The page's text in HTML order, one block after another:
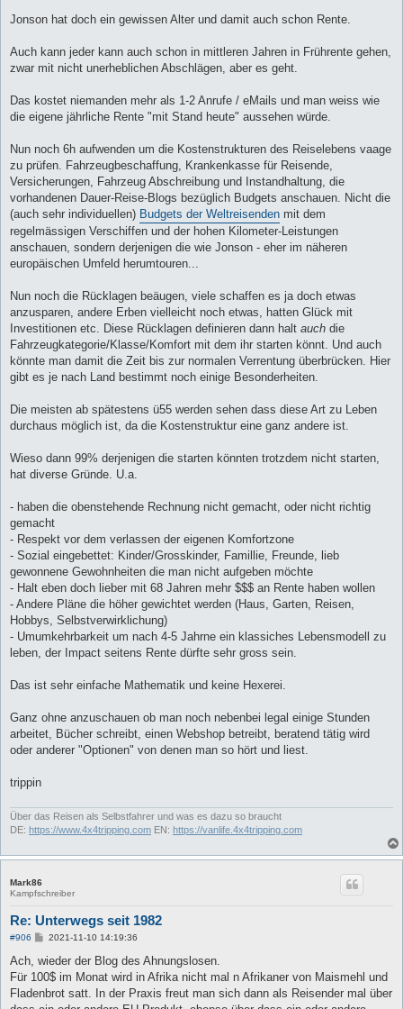
Jonson hat doch ein gewissen Alter und damit auch schon Rente.
Auch kann jeder kann auch schon in mittleren Jahren in Frührente gehen,
zwar mit nicht unerheblichen Abschlägen, aber es geht.
Das kostet niemanden mehr als 1-2 Anrufe / eMails und man weiss wie
die eigene jährliche Rente "mit Stand heute" aussehen würde.
Nun noch 6h aufwenden um die Kostenstrukturen des Reiselebens vaage
zu prüfen. Fahrzeugbeschaffung, Krankenkasse für Reisende,
Versicherungen, Fahrzeug Abschreibung und Instandhaltung, die
vorhandenen Dauer-Reise-Blogs bezüglich Budgets anschauen. Nicht die
(auch sehr individuellen) Budgets der Weltreisenden mit dem
regelmässigen Verschiffen und der hohen Kilometer-Leistungen
anschauen, sondern derjenigen die wie Jonson - eher im näheren
europäischen Umfeld herumtouren...
Nun noch die Rücklagen beäugen, viele schaffen es ja doch etwas
anzusparen, andere Erben vielleicht noch etwas, hatten Glück mit
Investitionen etc. Diese Rücklagen definieren dann halt auch die
Fahrzeugkategorie/Klasse/Komfort mit dem ihr starten könnt. Und auch
könnte man damit die Zeit bis zur normalen Verrentung überbrücken. Hier
gibt es je nach Land bestimmt noch einige Besonderheiten.
Die meisten ab spätestens ü55 werden sehen dass diese Art zu Leben
durchaus möglich ist, da die Kostenstruktur eine ganz andere ist.
Wieso dann 99% derjenigen die starten könnten trotzdem nicht starten,
hat diverse Gründe. U.a.
- haben die obenstehende Rechnung nicht gemacht, oder nicht richtig
gemacht
- Respekt vor dem verlassen der eigenen Komfortzone
- Sozial eingebettet: Kinder/Grosskinder, Famillie, Freunde, lieb
gewonnene Gewohnheiten die man nicht aufgeben möchte
- Halt eben doch lieber mit 68 Jahren mehr $$$ an Rente haben wollen
- Andere Pläne die höher gewichtet werden (Haus, Garten, Reisen,
Hobbys, Selbstverwirklichung)
- Umumkehrbarkeit um nach 4-5 Jahrne ein klassiches Lebensmodell zu
leben, der Impact seitens Rente dürfte sehr gross sein.
Das ist sehr einfache Mathematik und keine Hexerei.
Ganz ohne anzuschauen ob man noch nebenbei legal einige Stunden
arbeitet, Bücher schreibt, einen Webshop betreibt, beratend tätig wird
oder anderer "Optionen" von denen man so hört und liest.
trippin
Über das Reisen als Selbstfahrer und was es dazu so braucht
DE: https://www.4x4tripping.com EN: https://vanlife.4x4tripping.com
Mark86
Kampfschreiber
Re: Unterwegs seit 1982
#906
B
i
r
a
2021-11-10 14:19:36
Ach, wieder der Blog des Ahnungslosen.
Für 100$ im Monat wird in Afrika nicht mal n Afrikaner von Maismehl und
Fladenbrot satt. In der Praxis freut man sich dann als Reisender mal über